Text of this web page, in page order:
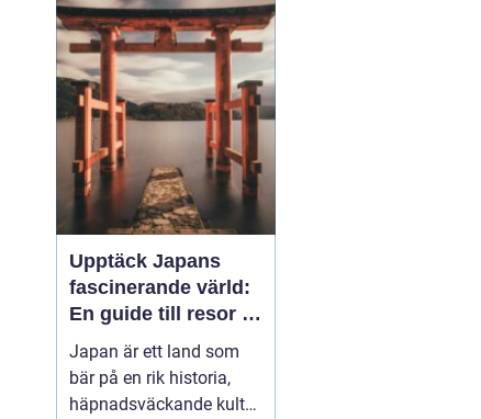
kan vara just den
upplevelse som fyller
p&ar...
Upptäck Japans
fascinerande värld:
En guide till resor i
japan
Japan är ett land som
bär på en rik historia,
häpnadsväckande kultur